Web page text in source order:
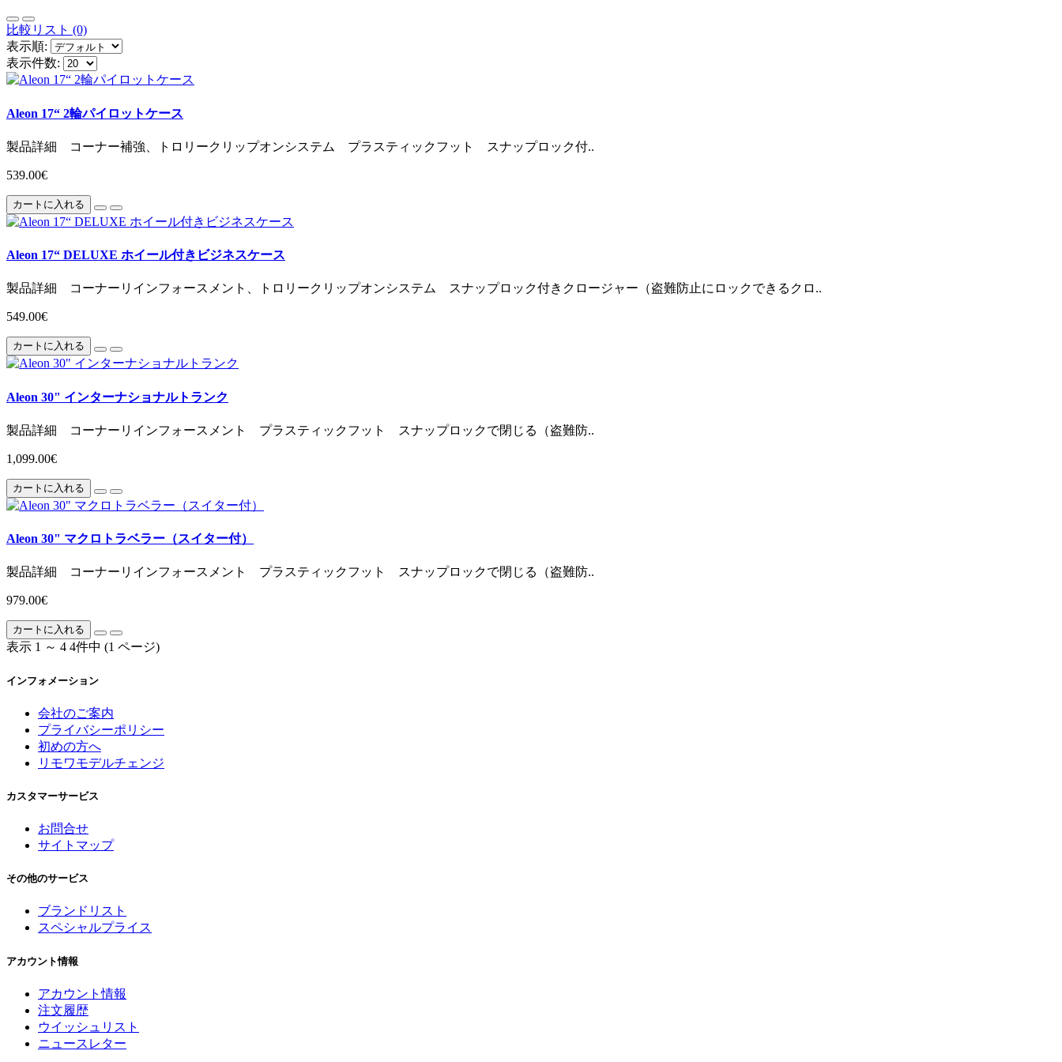
比較リスト (0)
表示順:
表示件数:
Aleon 17“ 2輪パイロットケース
製品詳細 コーナー補強、トロリークリップオンシステム プラスティックフット スナップロック付..
539.00€
カートに入れる
Aleon 17“ DELUXE ホイール付きビジネスケース
製品詳細 コーナーリインフォースメント、トロリークリップオンシステム スナップロック付きクロージャー（盗難防止にロックできるクロ..
549.00€
カートに入れる
Aleon 30" インターナショナルトランク
製品詳細 コーナーリインフォースメント プラスティックフット スナップロックで閉じる（盗難防..
1,099.00€
カートに入れる
Aleon 30" マクロトラベラー（スイター付）
製品詳細 コーナーリインフォースメント プラスティックフット スナップロックで閉じる（盗難防..
979.00€
カートに入れる
表示 1 ～ 4 4件中 (1 ページ)
インフォメーション
会社のご案内
プライバシーポリシー
初めの方へ
リモワモデルチェンジ
カスタマーサービス
お問合せ
サイトマップ
その他のサービス
ブランドリスト
スペシャルプライス
アカウント情報
アカウント情報
注文履歴
ウイッシュリスト
ニュースレター